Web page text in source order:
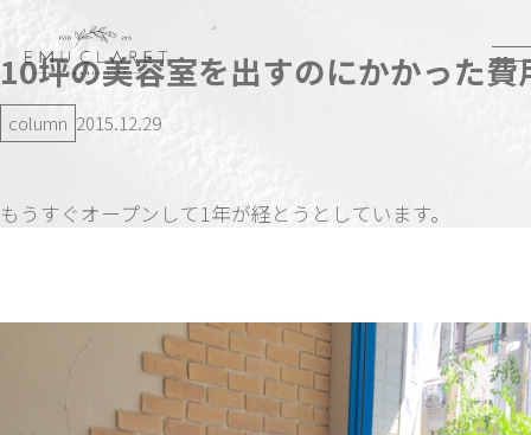
10坪の美容室を出すのにかかった費
column 2015.12.29
もうすぐオープンして1年が経とうとしています。